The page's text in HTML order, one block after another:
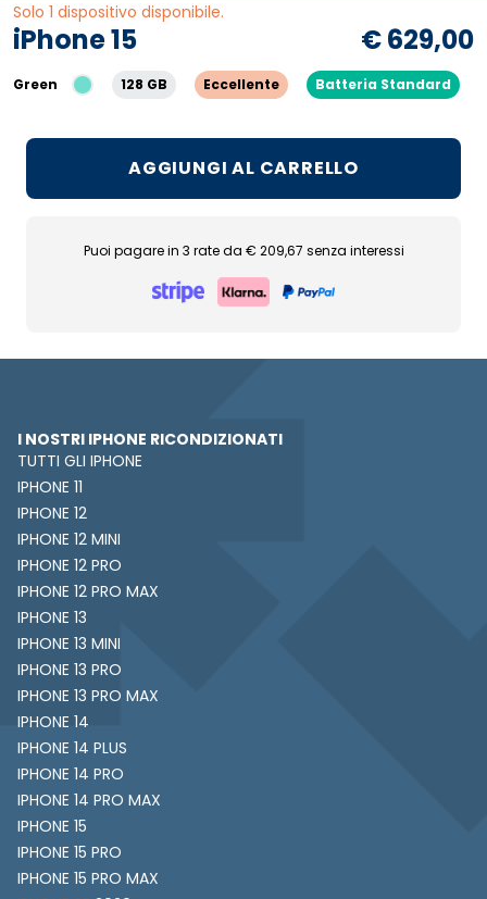
Solo 1 dispositivo disponibile.
iPhone 15 € 629,00
Green 128 GB Eccellente Batteria Standard
AGGIUNGI AL CARRELLO
Puoi pagare in 3 rate da € 209,67 senza interessi
I NOSTRI IPHONE RICONDIZIONATI
TUTTI GLI IPHONE
IPHONE 11
IPHONE 12
IPHONE 12 MINI
IPHONE 12 PRO
IPHONE 12 PRO MAX
IPHONE 13
IPHONE 13 MINI
IPHONE 13 PRO
IPHONE 13 PRO MAX
IPHONE 14
IPHONE 14 PLUS
IPHONE 14 PRO
IPHONE 14 PRO MAX
IPHONE 15
IPHONE 15 PRO
IPHONE 15 PRO MAX